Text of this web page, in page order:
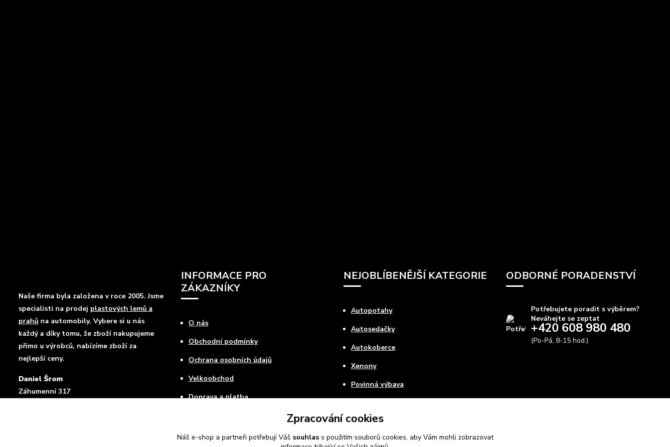
Naše firma byla založena v roce 2005. Jsme
specialisti na prodej plastových lemů a
prahů na automobily. Vybere si u nás
každý a díky tomu, že zboží nakupujeme
přímo u výrobců, nabízíme zboží za
nejlepší ceny.
Daniel Šrom
Záhumenní 317
INFORMACE PRO
ZÁKAZNÍKY
O nás
Obchodní podmínky
Ochrana osobních údajů
Velkoobchod
Doprava a platba
Kontakty
NEJOBLÍBENĚJŠÍ KATEGORIE
Autopotahy
Autosedačky
Autokoberce
Xenony
Povinná výbava
ODBORNÉ PORADENSTVÍ
Potřebujete poradit s výběrem?
Neváhejte se zeptat
+420 608 980 480
(Po-Pá, 8-15 hod.)
Zpracování cookies
Náš e-shop a partneři potřebují Váš souhlass použitím souborů cookies, aby Vám mohli zobrazovat